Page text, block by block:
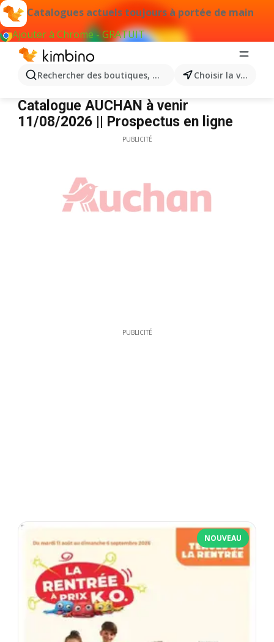
Catalogues actuels toujours à portée de main
Ajouter à Chrome - GRATUIT
Rechercher des boutiques, des catégories, des Choisir la ville
Auchan
Catalogue AUCHAN à venir
11/08/2026 || Prospectus en ligne
PUBLICITÉ
PUBLICITÉ
NOUVEAU